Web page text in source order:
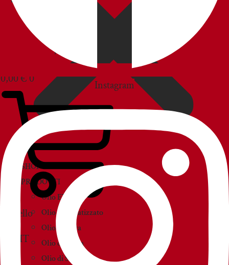
SHOP
PRODOTTI
Olio EVO
Olio Aromatizzato
Olio d’Oliva
Olio di Sansa
Olio di Semi
0,00€0
Carrello
Instagram